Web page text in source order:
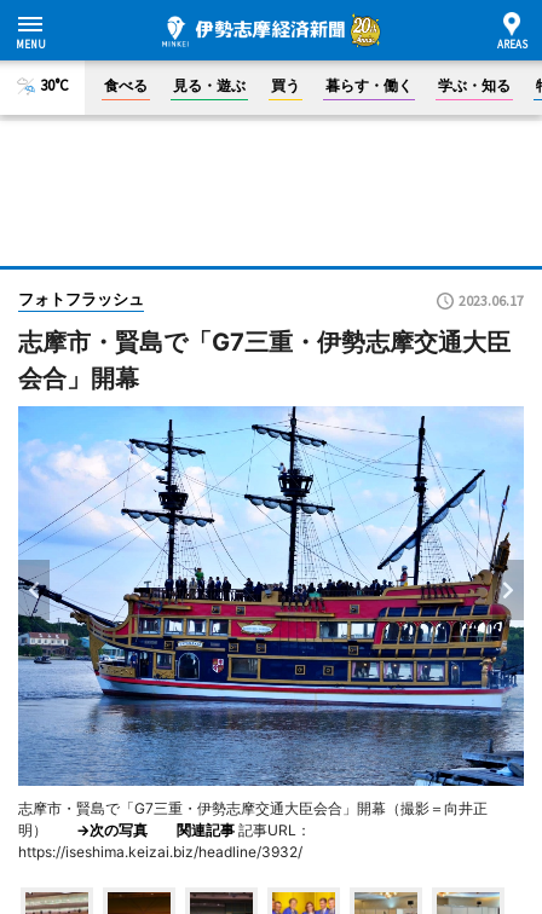
30°C 食べる 見る・遊ぶ 買う 暮らす・働く 学ぶ・知る
フォトフラッシュ 2023.06.17
志摩市・賢島で「G7三重・伊勢志摩交通大臣
会合」開幕
志摩市・賢島で「G7三重・伊勢志摩交通大臣会合」開幕（撮影＝向井正
明） →次の写真 関連記事 記事URL：
https://iseshima.keizai.biz/headline/3932/